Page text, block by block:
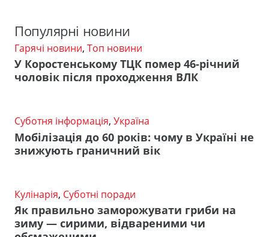
Популярні новини
Гарячі новини, Топ новини
У Коростенському ТЦК помер 46-річний
чоловік після проходження ВЛК
Суботня інформація, Україна
Мобілізація до 60 років: чому в Україні не
знижують граничний вік
Кулінарія, Суботні поради
Як правильно заморожувати гриби на
зиму — сирими, відвареними чи